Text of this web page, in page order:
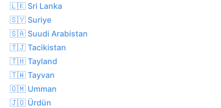
🇱🇰 Sri Lanka
🇸🇾 Suriye
🇸🇦 Suudi Arabistan
🇹🇯 Tacikistan
🇹🇭 Tayland
🇹🇼 Tayvan
🇴🇲 Umman
🇯🇴 Ürdün